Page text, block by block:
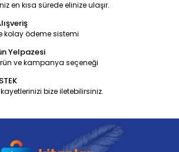
en kısa sürede elinize ulaşır.
kolay ödeme sistemi
Yelpazesi
ve kampanya seçeneği
bize iletebilirsiniz.